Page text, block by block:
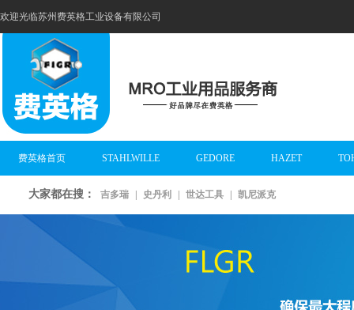
欢迎光临苏州费英格工业设备有限公司
费英格首页 STAHLWILLE GEDORE HAZET
大家都在搜： 吉多瑞 史丹利 世达工具 凯尼派克